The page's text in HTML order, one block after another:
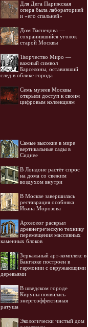
Для Дега Парижская
опера была лабораторией
и «его спальней»
Дом Васнецова —
сохранившийся уголок
старой Москвы
Творчество Миро —
важный символ
Барселоны, оставивший
след в облике города
Семь музеев Москвы
открыли доступ к своим
цифровым коллекциям
Самые высокие в мире
вертикальные сады в
Сиднее
В Лондоне растёт спрос
на дома со свежим
воздухом внутри
В Москве завершилась
реставрация особняка
Ивана Морозова
Археолог раскрыл
древнегреческую технику
перемещения массивных
каменных блоков
Зеркальный арт-комплекс в
Бангкоке построен в
гармонии с окружающими
деревьями
В шведском городе
Кируны появилась
энергоэффективная
ратуша
Экологически чистый дом